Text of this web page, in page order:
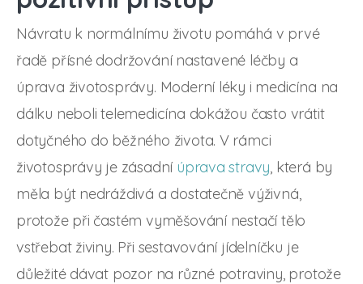
Návratu k normálnímu životu pomáhá v prvé
řadě přísné dodržování nastavené léčby a
úprava životosprávy. Moderní léky i medicína na
dálku neboli telemedicína dokážou často vrátit
dotyčného do běžného života. V rámci
životosprávy je zásadní úprava stravy, která by
měla být nedráždivá a dostatečně výživná,
protože při častém vyměšování nestačí tělo
vstřebat živiny. Při sestavování jídelníčku je
důležité dávat pozor na různé potraviny, protože